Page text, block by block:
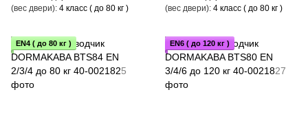
(вес двери) 4 класс ( до 80 кг )
(вес двери) 4 класс ( до 80 кг )
EN4 ( до 80 кг ) EN6 ( до 120 кг )